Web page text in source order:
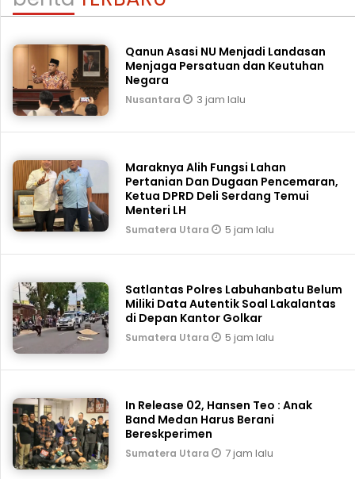
Qanun Asasi NU Menjadi Landasan
Menjaga Persatuan dan Keutuhan
Negara
Nusantara 3 jam lalu
Maraknya Alih Fungsi Lahan
Pertanian Dan Dugaan Pencemaran,
Ketua DPRD Deli Serdang Temui
Menteri LH
Sumatera Utara 5 jam lalu
Satlantas Polres Labuhanbatu Belum
Miliki Data Autentik Soal Lakalantas
di Depan Kantor Golkar
Sumatera Utara 5 jam lalu
In Release 02, Hansen Teo : Anak
Band Medan Harus Berani
Bereskperimen
Sumatera Utara 7 jam lalu